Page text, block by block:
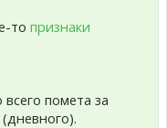
то признаки
помета за